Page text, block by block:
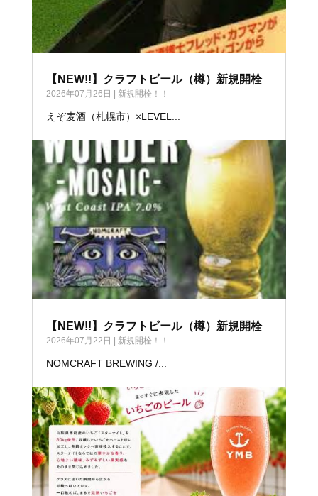
【NEW!!】クラフトビール（樽）新規開栓
2026年07月26日 | 新規開栓！！
えぞ麦酒（札幌市）×LEVEL...
【NEW!!】クラフトビール（樽）新規開栓
2026年07月22日 | 新規開栓！！
NOMCRAFT BREWING /...